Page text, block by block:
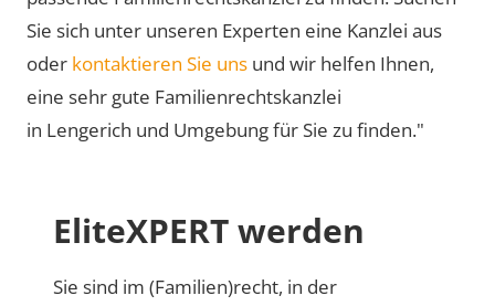
Sie sich unter unseren Experten eine Kanzlei aus
oder kontaktieren Sie uns und wir helfen Ihnen,
eine sehr gute Familienrechtskanzlei
in Lengerich und Umgebung für Sie zu finden."
EliteXPERT werden
Sie sind im (Familien)recht, in der